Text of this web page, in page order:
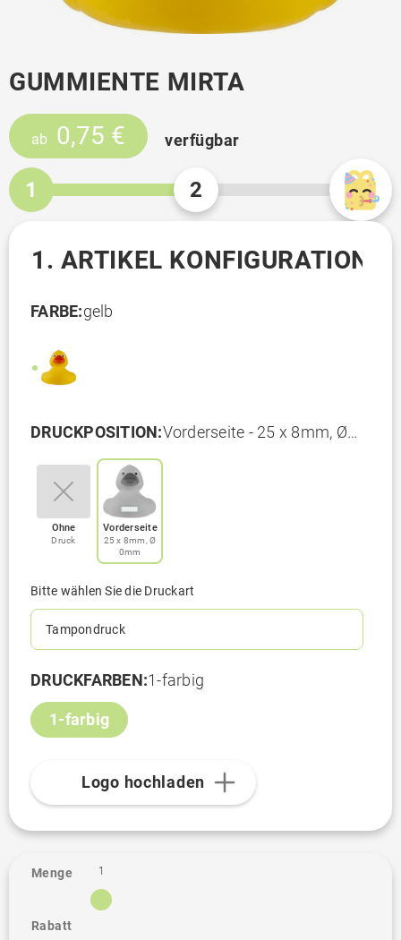
GUMMIENTE MIRTA
ab 0,75 € verfügbar
1 2
1. ARTIKEL KONFIGURATION
FARBE:gelb
DRUCKPOSITION:Vorderseite - 25 x 8mm, Ø
Ohne
Druck
Vorderseite
25 x 8mm, Ø
0mm
Bitte wählen Sie die Druckart
Tampondruck
DRUCKFARBEN:1-farbig
1-farbig
Logo hochladen
Menge
Rabatt
1